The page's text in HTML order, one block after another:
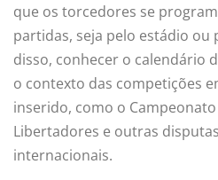
que os torcedores se
partidas, seja pelo estádio ou
disso, conhecer o calendário
o contexto das competições
inserido, como o
Libertadores e outras
internacionais.